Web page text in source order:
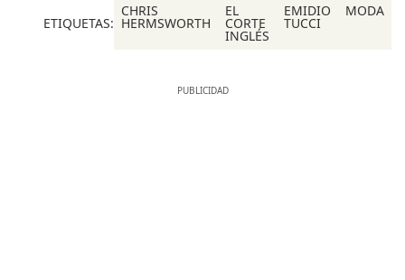
ETIQUETAS:
CHRIS
HERMSWORTH
EL
CORTE
INGLÉS
EMIDIO
TUCCI
MODA